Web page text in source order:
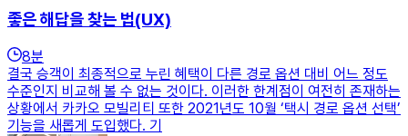
좋은 해답을 찾는 법(UX)
8분
결국 승객이 최종적으로 누린 혜택이 다른 경로 옵션 대비 어느 정도
수준인지 비교해 볼 수 없는 것이다. 이러한 한계점이 여전히 존재하는
상황에서 카카오 모빌리티 또한 2021년도 10월 ‘택시 경로 옵션 선택’
기능을 새롭게 도입했다. 기